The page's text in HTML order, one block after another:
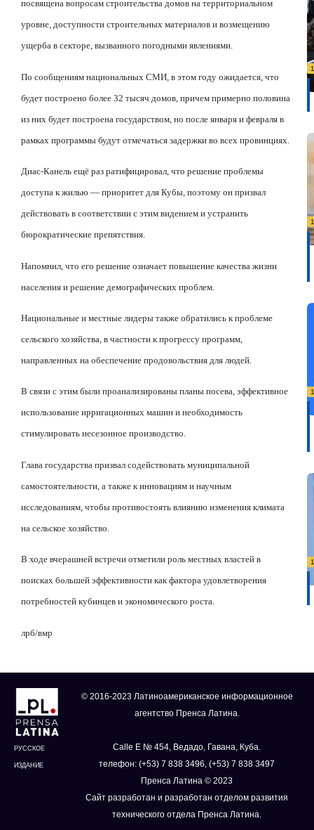
посвящена вопросам строительства домов на территориальном
уровне, доступности строительных материалов и возмещению
ущерба в секторе, вызванного погодными явлениями.
По сообщениям национальных СМИ, в этом году ожидается, что
будет построено более 32 тысяч домов, причем примерно половина
из них будет построена государством, но после января и февраля в
рамках программы будут отмечаться задержки во всех провинциях.
Диас-Канель ещё раз ратифицировал, что решение проблемы
доступа к жилью — приоритет для Кубы, поэтому он призвал
действовать в соответствии с этим видением и устранить
бюрократические препятствия.
Напомнил, что его решение означает повышение качества жизни
населения и решение демографических проблем.
Национальные и местные лидеры также обратились к проблеме
сельского хозяйства, в частности к прогрессу программ,
направленных на обеспечение продовольствия для людей.
В связи с этим были проанализированы планы посева, эффективное
использование ирригационных машин и необходимость
стимулировать несезонное производство.
Глава государства призвал содействовать муниципальной
самостоятельности, а также к инновациям и научным
исследованиям, чтобы противостоять влиянию изменения климата
на сельское хозяйство.
В ходе вчерашней встречи отметили роль местных властей в
поисках большей эффективности как фактора удовлетворения
потребностей кубинцев и экономического роста.
лрб/вмр
РУССКОЕ
ИЗДАНИЕ
© 2016-2023 Латиноамериканское информационное
агентство Пренса Латина.
Calle E № 454, Ведадо, Гавана, Куба.
телефон: (+53) 7 838 3496, (+53) 7 838 3497
Пренса Латина © 2023
Сайт разработан и разработан отделом развития
технического отдела Пренса Латина.